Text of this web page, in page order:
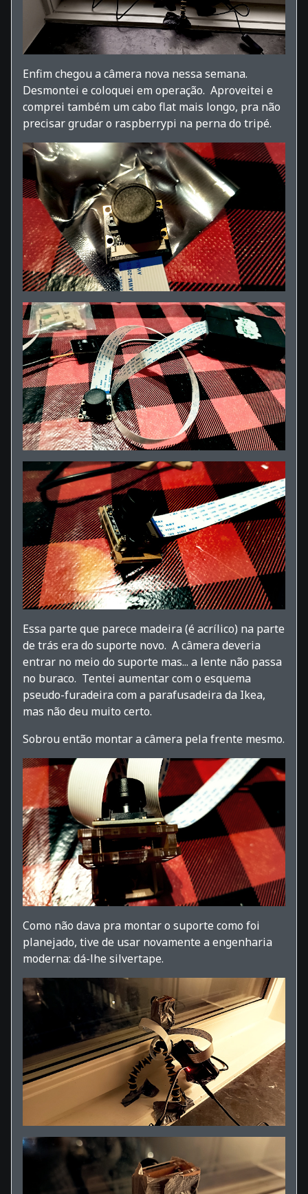
Enfim chegou a câmera nova nessa semana.
Desmontei e coloquei em operação. Aproveitei e
comprei também um cabo flat mais longo, pra não
precisar grudar o raspberrypi na perna do tripé.
Essa parte que parece madeira (é acrílico) na parte
de trás era do suporte novo. A câmera deveria
entrar no meio do suporte mas... a lente não passa
no buraco. Tentei aumentar com o esquema
pseudo-furadeira com a parafusadeira da Ikea,
mas não deu muito certo.
Sobrou então montar a câmera pela frente mesmo.
Como não dava pra montar o suporte como foi
planejado, tive de usar novamente a engenharia
moderna: dá-lhe silvertape.